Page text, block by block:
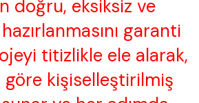
doğru, eksiksiz ve
garanti
titizlikle ele alarak,
kişiselleştirilmiş